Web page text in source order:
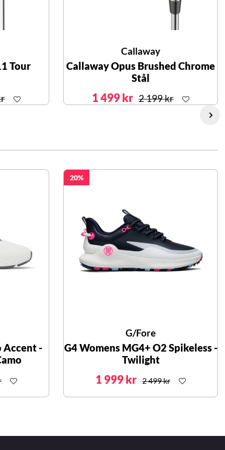
Tour
Callaway
Callaway Opus Brushed Chrome
Stål
1 499 kr 2 199 kr
Accent -
20
G/Fore
G4 Womens MG4+ O2 Spikeless -
Twilight
1 999 kr 2 499 kr